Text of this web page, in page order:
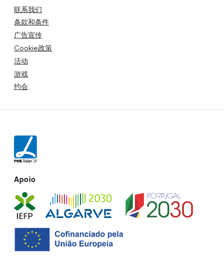
联系我们
条款和条件
广告宣传
Cookie政策
活动
游戏
约会
Apoio